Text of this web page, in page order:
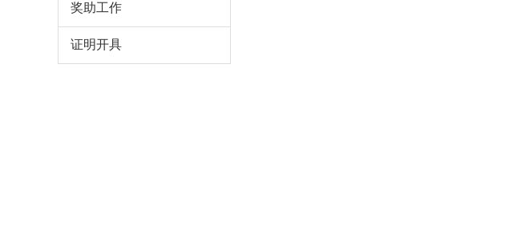
奖助工作
证明开具